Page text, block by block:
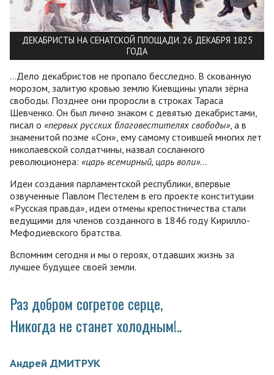
ДЕКАБРИСТЫ НА СЕНАТСКОЙ ПЛОЩАДИ. 26 ДЕКАБРЯ 1825
ГОДА
…Дело декабристов не пропало бесследно. В скованную
морозом, залитую кровью землю Киевщины упали зёрна
свободы. Позднее они проросли в строках Тараса
Шевченко. Он был лично знаком с девятью декабристами,
писал о «первых русских благовестителях свободы», а в
знаменитой поэме «Сон», ему самому стоившей многих лет
николаевской солдатчины, назвал сосланного
революционера: «царь всемирный, царь воли»…
Идеи создания парламентской республики, впервые
озвученные Павлом Пестелем в его проекте конституции
«Русская правда», идеи отмены крепостничества стали
ведущими для членов созданного в 1846 году Кирилло-
Мефодиевского братства.
Вспомним сегодня и мы о героях, отдавших жизнь за
лучшее будущее своей земли.
Раз добром согретое серце,
Никогда не станет холодным!..
Андрей ДМИТРУК